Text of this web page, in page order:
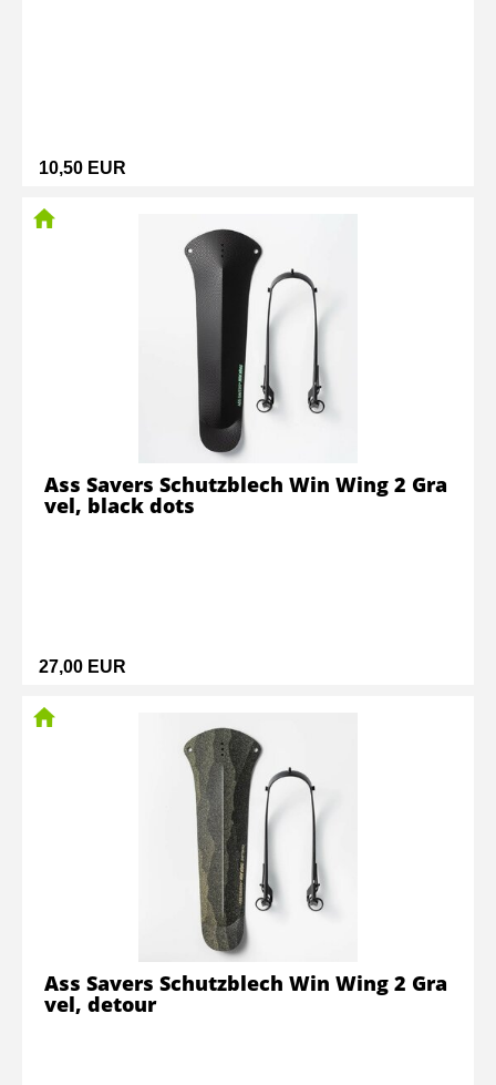
10,50 EUR
27,00 EUR
Ass Savers Schutzblech Win Wing 2 Gra
vel, black dots
Ass Savers Schutzblech Win Wing 2 Gra
vel, detour